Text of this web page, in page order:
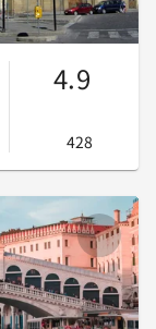
4.9
428